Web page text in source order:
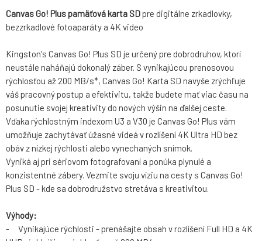
Canvas Go! Plus pamäťová karta SDpre digitálne zrkadlovky,
bezzrkadlové fotoaparáty a 4K video
Kingston's Canvas Go! Plus SD je určený pre dobrodruhov, ktorí
neustále naháňajú dokonalý záber. S vynikajúcou prenosovou
rýchlosťou až 200 MB/s*, Canvas Go! Karta SD navyše zrýchľuje
váš pracovný postup a efektivitu, takže budete mať viac času na
posunutie svojej kreativity do nových výšin na ďalšej ceste.
Vďaka rýchlostným indexom U3 a V30 je Canvas Go! Plus vám
umožňuje zachytávať úžasné videá v rozlíšení 4K Ultra HD bez
obáv z nízkej rýchlosti alebo vynechaných snímok.
Vyniká aj pri sériovom fotografovaní a ponúka plynulé a
konzistentné zábery. Vezmite svoju víziu na cesty s Canvas Go!
Plus SD - kde sa dobrodružstvo stretáva s kreativitou.
Výhody:
- Vynikajúce rýchlosti - prenášajte obsah v rozlíšení Full HD a 4K